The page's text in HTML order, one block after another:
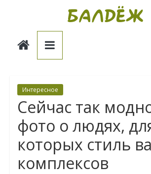
Балдёж
Интересное
Сейчас так
фото о людях,
которых стиль
комплексов